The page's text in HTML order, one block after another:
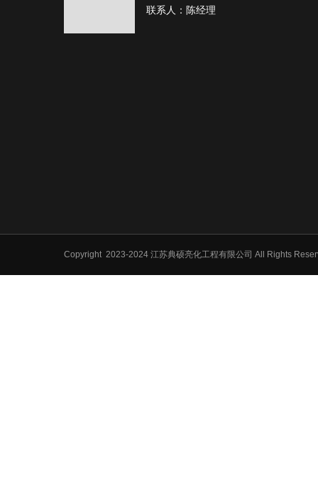
联系人：陈经理
Copyright 2023-2024 江苏典硕亮化工程有限公司 All Rights